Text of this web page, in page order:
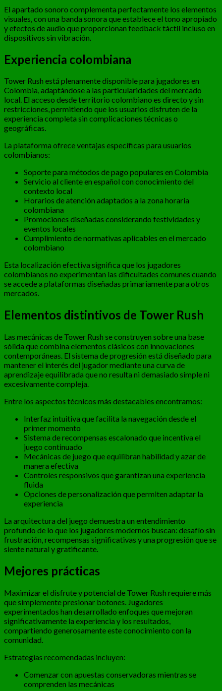
El apartado sonoro complementa perfectamente los elementos
visuales, con una banda sonora que establece el tono apropiado
y efectos de audio que proporcionan feedback táctil incluso en
dispositivos sin vibración.
Experiencia colombiana
Tower Rush está plenamente disponible para jugadores en
Colombia, adaptándose a las particularidades del mercado
local. El acceso desde territorio colombiano es directo y sin
restricciones, permitiendo que los usuarios disfruten de la
experiencia completa sin complicaciones técnicas o
geográficas.
La plataforma ofrece ventajas específicas para usuarios
colombianos:
Soporte para métodos de pago populares en Colombia
Servicio al cliente en español con conocimiento del
contexto local
Horarios de atención adaptados a la zona horaria
colombiana
Promociones diseñadas considerando festividades y
eventos locales
Cumplimiento de normativas aplicables en el mercado
colombiano
Esta localización efectiva significa que los jugadores
colombianos no experimentan las dificultades comunes cuando
se accede a plataformas diseñadas primariamente para otros
mercados.
Elementos distintivos de Tower Rush
Las mecánicas de Tower Rush se construyen sobre una base
sólida que combina elementos clásicos con innovaciones
contemporáneas. El sistema de progresión está diseñado para
mantener el interés del jugador mediante una curva de
aprendizaje equilibrada que no resulta ni demasiado simple ni
excesivamente compleja.
Entre los aspectos técnicos más destacables encontramos:
Interfaz intuitiva que facilita la navegación desde el
primer momento
Sistema de recompensas escalonado que incentiva el
juego continuado
Mecánicas de juego que equilibran habilidad y azar de
manera efectiva
Controles responsivos que garantizan una experiencia
fluida
Opciones de personalización que permiten adaptar la
experiencia
La arquitectura del juego demuestra un entendimiento
profundo de lo que los jugadores modernos buscan: desafío sin
frustración, recompensas significativas y una progresión que se
siente natural y gratificante.
Mejores prácticas
Maximizar el disfrute y potencial de Tower Rush requiere más
que simplemente presionar botones. Jugadores
experimentados han desarrollado enfoques que mejoran
significativamente la experiencia y los resultados,
compartiendo generosamente este conocimiento con la
comunidad.
Estrategias recomendadas incluyen:
Comenzar con apuestas conservadoras mientras se
comprenden las mecánicas